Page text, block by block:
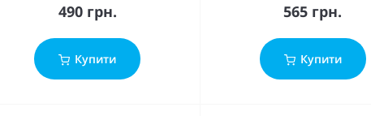
490 грн.
Купити
565 грн.
Купити